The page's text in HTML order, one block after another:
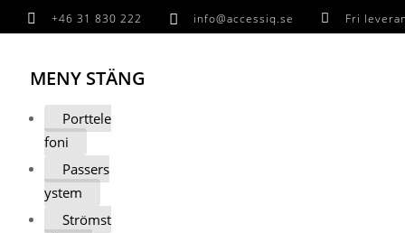
 +46 31 830 222  info@accessiq.se  Fri
MENY STÄNG
Porttele
foni
Passers
ystem
Strömst